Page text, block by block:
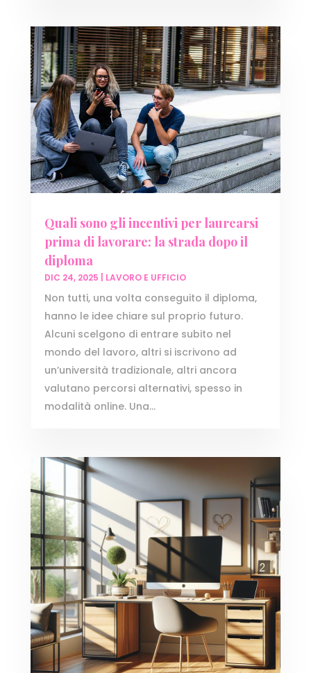
Quali sono gli incentivi per laurearsi
prima di lavorare: la strada dopo il
diploma
DIC 24, 2025 LAVORO E UFFICIO
Non tutti, una volta conseguito il diploma,
hanno le idee chiare sul proprio futuro.
Alcuni scelgono di entrare subito nel
mondo del lavoro, altri si iscrivono ad
un’università tradizionale, altri ancora
valutano percorsi alternativi, spesso in
modalità online. Una...